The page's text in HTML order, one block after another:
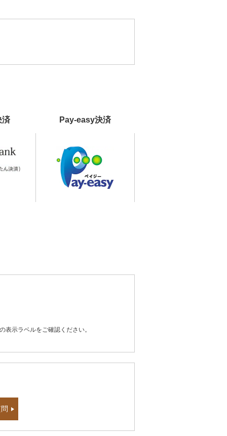
済 Pay-easy決済
示ラベルをご確認ください。